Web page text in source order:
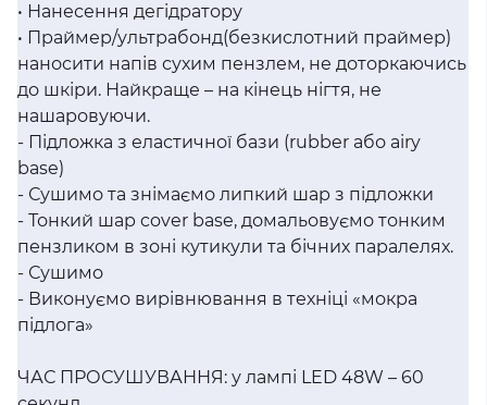
• Нанесення дегідратору
• Праймер/ультрабонд(безкислотний праймер)
наносити напів сухим пензлем, не доторкаючись
до шкіри. Найкраще – на кінець нігтя, не
нашаровуючи.
- Підложка з еластичної бази (rubber або airy
base)
- Сушимо та знімаємо липкий шар з підложки
- Тонкий шар cover base, домальовуємо тонким
пензликом в зоні кутикули та бічних паралелях.
- Сушимо
- Виконуємо вирівнювання в техніці «мокра
підлога»
ЧАС ПРОСУШУВАННЯ: у лампі LED 48W – 60